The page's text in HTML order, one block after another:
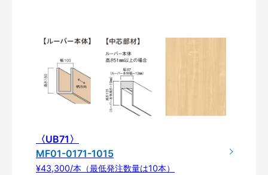
〈UB71〉
MF01-0171-1015
¥43,300/本（最低発注数量は10本）